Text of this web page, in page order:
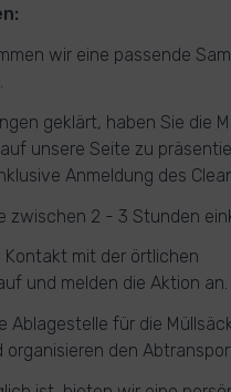
wir eine passende
geklärt, haben Sie die
unsere Seite zu
Anmeldung des
zwischen 2 - 3 Stunden
Kontakt mit der örtlichen
und melden die Aktion an.
Ablagestelle für die
organisieren den